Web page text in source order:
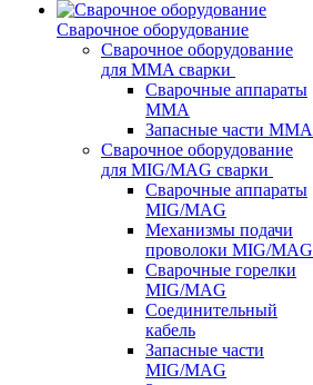
Сварочное оборудование
Сварочное оборудование
для MMA сварки
Сварочные аппараты
MMA
Запасные части MMA
Сварочное оборудование
для MIG/MAG сварки
Сварочные аппараты
MIG/MAG
Механизмы подачи
проволоки MIG/MAG
Сварочные горелки
MIG/MAG
Соединительный
кабель
Запасные части
MIG/MAG